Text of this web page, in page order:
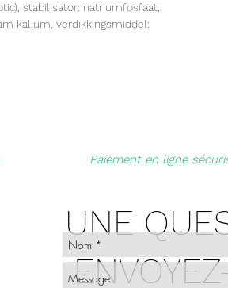
stabilisator: natriumfosfaat,
kalium, verdikkingsmiddel:
Paiement en ligne
UNE